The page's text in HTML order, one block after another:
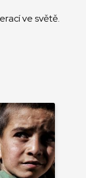
ve světě.